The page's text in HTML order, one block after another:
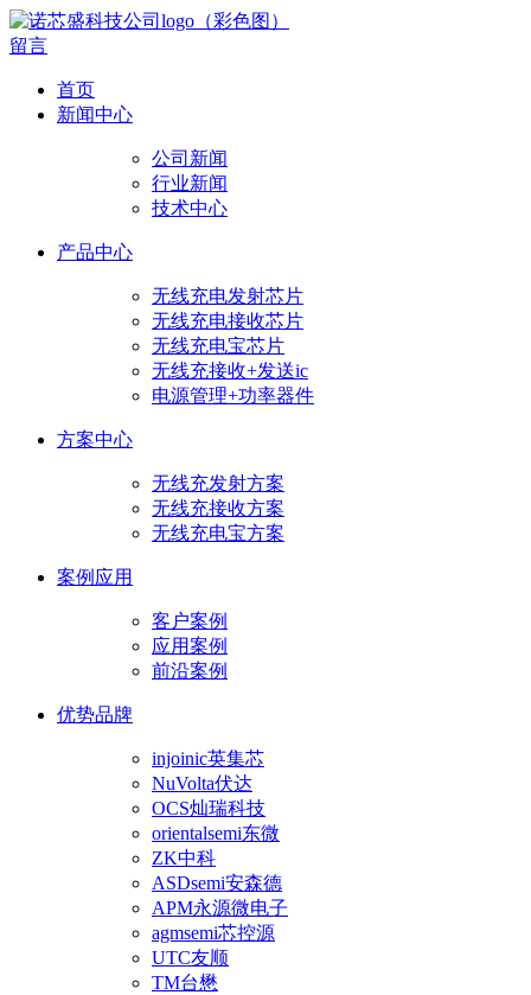
留言
首页
新闻中心
公司新闻
行业新闻
技术中心
产品中心
无线充电发射芯片
无线充电接收芯片
无线充电宝芯片
无线充接收+发送ic
电源管理+功率器件
方案中心
无线充发射方案
无线充接收方案
无线充电宝方案
案例应用
客户案例
应用案例
前沿案例
优势品牌
injoinic英集芯
NuVolta伏达
OCS灿瑞科技
orientalsemi东微
ZK中科
ASDsemi安森德
APM永源微电子
agmsemi芯控源
UTC友顺
TM台懋